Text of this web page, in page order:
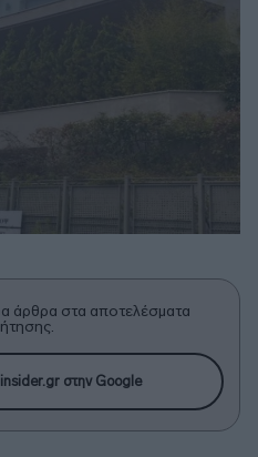
άρθρα στα αποτελέσματα
στην Google